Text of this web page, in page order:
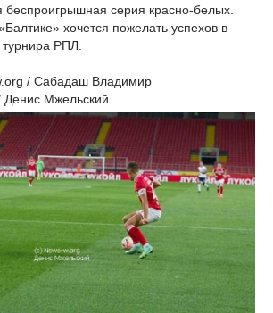
серия красно-белых.
хочется пожелать успехов в
РПЛ.
/ Сабадаш Владимир
Денис Мжельский